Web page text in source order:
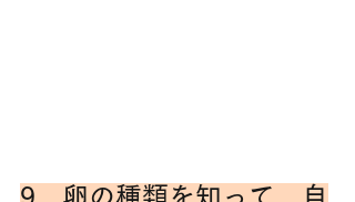
9．卵の種類を知って、自